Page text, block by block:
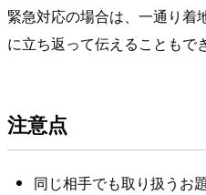
緊急対応の場合は、一通り着
に立ち返って伝えることもで
注意点
同じ相手でも取り扱うお